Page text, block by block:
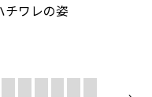
チワレの姿